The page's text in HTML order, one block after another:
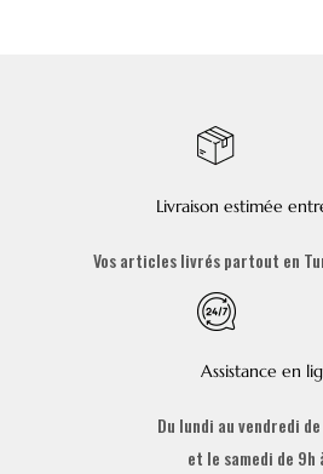
Livraison estimée
Vos articles livrés partout en
Assistance en
Du lundi au vendredi
et le samedi de 9h